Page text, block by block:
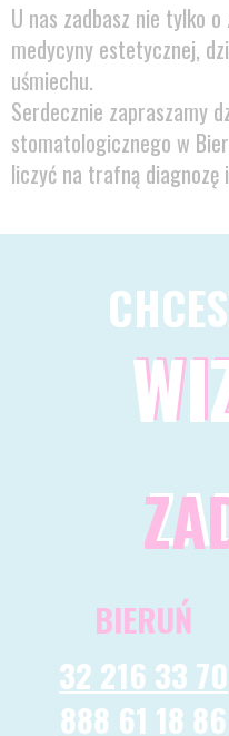
U nas zadbasz nie tylko
medycyny estetycznej,
uśmiechu.
Serdecznie zapraszamy
stomatologicznego w
liczyć na trafną diagnozę
BIERUŃ
32 216 33 70
888 61 18 86